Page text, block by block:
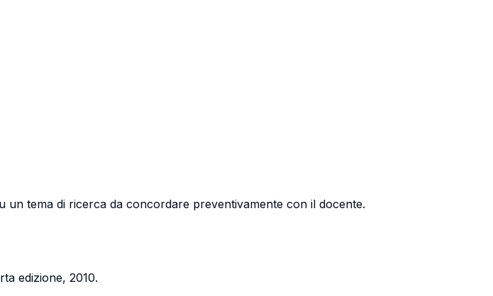
tema di ricerca da concordare preventivamente con il docente.
edizione, 2010.